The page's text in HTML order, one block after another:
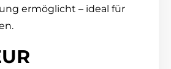
ermöglicht – ideal für